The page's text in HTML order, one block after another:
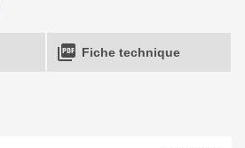
 Fiche technique